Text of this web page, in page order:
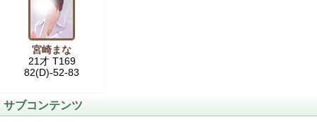
宮崎まな
21才 T169
82(D)-52-83
サブコンテンツ